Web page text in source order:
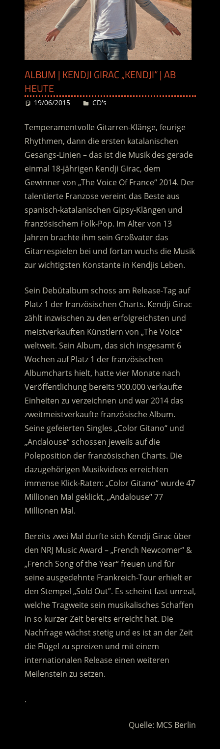
ALBUM | KENDJI GIRAC „KENDJI“ | AB
HEUTE
19/06/2015 Desiree
CD's
Temperamentvolle Gitarren-Klänge, feurige
Rhythmen, dann die ersten katalanischen
Gesangs-Linien – das ist die Musik des gerade
einmal 18-jährigen Kendji Girac, dem
Gewinner von „The Voice Of France“ 2014. Der
talentierte Franzose vereint das Beste aus
spanisch-katalanischen Gipsy-Klängen und
französischem Folk-Pop. Im Alter von 13
Jahren brachte ihm sein Großvater das
Gitarrespielen bei und fortan wuchs die Musik
zur wichtigsten Konstante in Kendjis Leben.
Sein Debütalbum schoss am Release-Tag auf
Platz 1 der französischen Charts. Kendji Girac
zählt inzwischen zu den erfolgreichsten und
meistverkauften Künstlern von „The Voice“
weltweit. Sein Album, das sich insgesamt 6
Wochen auf Platz 1 der französischen
Albumcharts hielt, hatte vier Monate nach
Veröffentlichung bereits 900.000 verkaufte
Einheiten zu verzeichnen und war 2014 das
zweitmeistverkaufte französische Album.
Seine gefeierten Singles „Color Gitano“ und
„Andalouse“ schossen jeweils auf die
Poleposition der französischen Charts. Die
dazugehörigen Musikvideos erreichten
immense Klick-Raten: „Color Gitano“ wurde 47
Millionen Mal geklickt, „Andalouse“ 77
Millionen Mal.
Bereits zwei Mal durfte sich Kendji Girac über
den NRJ Music Award – „French Newcomer“ &
„French Song of the Year“ freuen und für
seine ausgedehnte Frankreich-Tour erhielt er
den Stempel „Sold Out”. Es scheint fast unreal,
welche Tragweite sein musikalisches Schaffen
in so kurzer Zeit bereits erreicht hat. Die
Nachfrage wächst stetig und es ist an der Zeit
die Flügel zu spreizen und mit einem
internationalen Release einen weiteren
Meilenstein zu setzen.
.
Quelle: MCS Berlin